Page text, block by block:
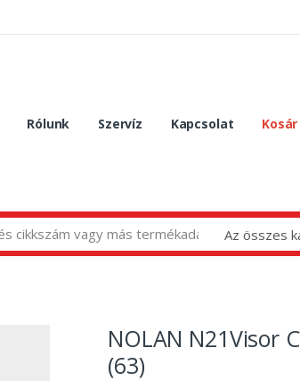
Rólunk Szervíz Kapcsolat Kosár
Az összes
NOLAN N21Visor
(63)